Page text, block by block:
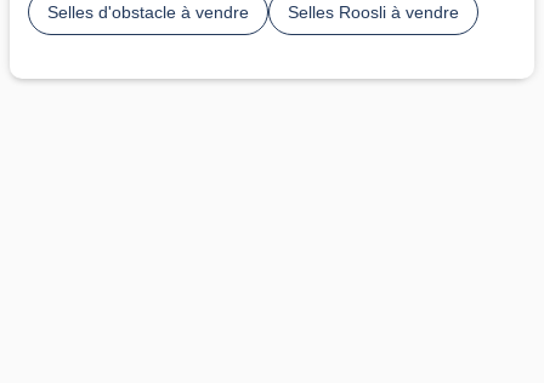
Selles d'obstacle à vendre Selles Roosli à vendre